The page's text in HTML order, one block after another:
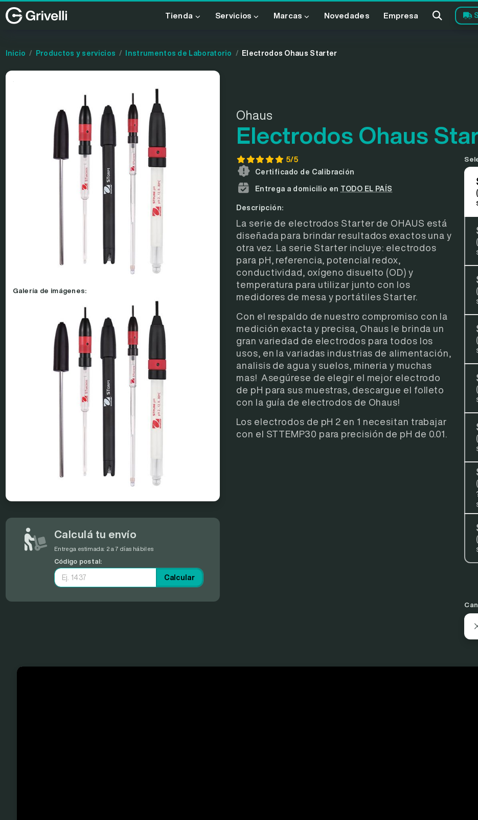
Tienda Servicios Marcas Novedades Empresa
Inicio Productos y servicios Instrumentos de Laboratorio Electrodos Ohaus Starter
Galería de imágenes:
Calculá tu envío
Entrega estimada: 2 a 7 días hábiles
Código postal:
Calcular
Ohaus
Electrodos Ohaus
5/5
Certificado de Calibración
Entrega a domicilio en TODO EL PAÍS
Descripción:
La serie de electrodos Starter de OHAUS está
diseñada para brindar resultados exactos una y
otra vez. La serie Starter incluye: electrodos
para pH, referencia, potencial redox,
conductividad, oxígeno disuelto (OD) y
temperatura para utilizar junto con los
medidores de mesa y portátiles Starter.
Con el respaldo de nuestro compromiso con la
medición exacta y precisa, Ohaus le brinda un
gran variedad de electrodos para todos los
usos, en la variadas industrias de alimentación,
analisis de agua y suelos, mineria y muchas
mas! Asegúrese de elegir el mejor electrodo
de pH para sus muestras, descargue el folleto
con la guía de electrodos de Ohaus!
Los electrodos de pH 2 en 1 necesitan trabajar
con el STTEMP30 para precisión de pH de 0.01.